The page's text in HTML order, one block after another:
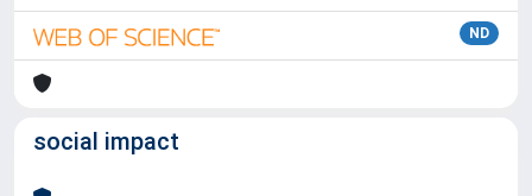
ND
social impact